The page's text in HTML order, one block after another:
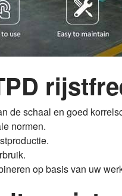
de schaal en goed
normen.
op basis van uw